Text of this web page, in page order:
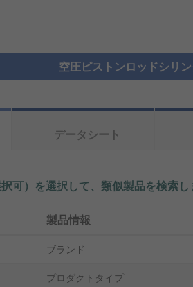
空圧ピストンロッドシリ
データシート
可）を選択して、類似製品を検索し
製品情報
ブランド
プロダクトタイプ